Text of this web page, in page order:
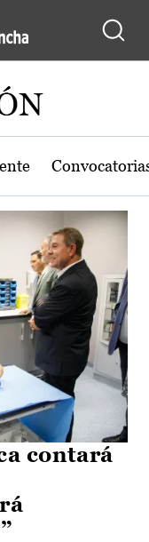
de Castilla-
contará